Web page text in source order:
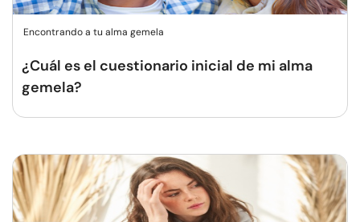
Encontrando a tu alma gemela
¿Cuál es el cuestionario inicial de mi alma
gemela?